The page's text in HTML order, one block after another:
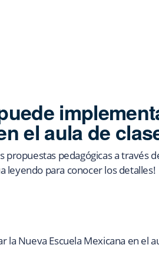
el aula de
propuestas pedagógicas a través
leyendo para conocer los detalles!